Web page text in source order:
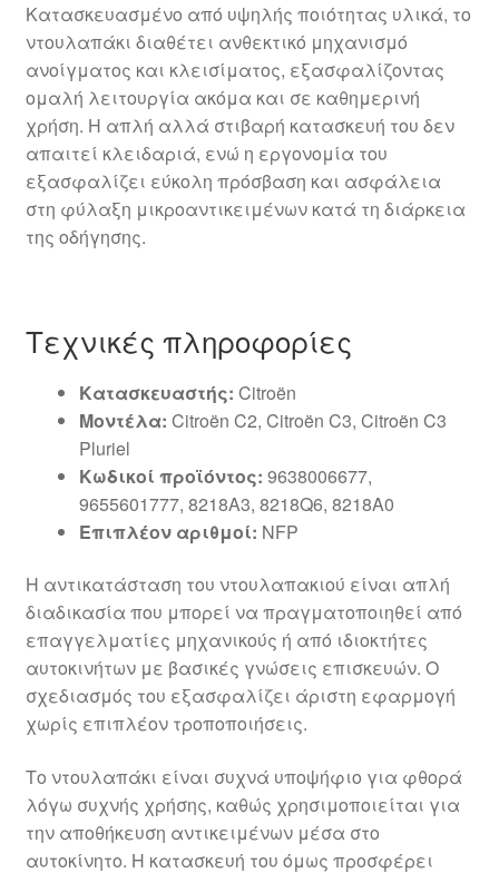
Κατασκευασμένο από υψηλής ποιότητας υλικά, το
ντουλαπάκι διαθέτει ανθεκτικό μηχανισμό
ανοίγματος και κλεισίματος, εξασφαλίζοντας
ομαλή λειτουργία ακόμα και σε καθημερινή
χρήση. Η απλή αλλά στιβαρή κατασκευή του δεν
απαιτεί κλειδαριά, ενώ η εργονομία του
εξασφαλίζει εύκολη πρόσβαση και ασφάλεια
στη φύλαξη μικροαντικειμένων κατά τη διάρκεια
της οδήγησης.
Τεχνικές πληροφορίες
Κατασκευαστής: Citroën
Μοντέλα: Citroën C2, Citroën C3, Citroën C3
Pluriel
Κωδικοί προϊόντος: 9638006677,
9655601777, 8218A3, 8218Q6, 8218A0
Επιπλέον αριθμοί: NFP
Η αντικατάσταση του ντουλαπακιού είναι απλή
διαδικασία που μπορεί να πραγματοποιηθεί από
επαγγελματίες μηχανικούς ή από ιδιοκτήτες
αυτοκινήτων με βασικές γνώσεις επισκευών. Ο
σχεδιασμός του εξασφαλίζει άριστη εφαρμογή
χωρίς επιπλέον τροποποιήσεις.
Το ντουλαπάκι είναι συχνά υποψήφιο για φθορά
λόγω συχνής χρήσης, καθώς χρησιμοποιείται για
την αποθήκευση αντικειμένων μέσα στο
αυτοκίνητο. Η κατασκευή του όμως προσφέρει